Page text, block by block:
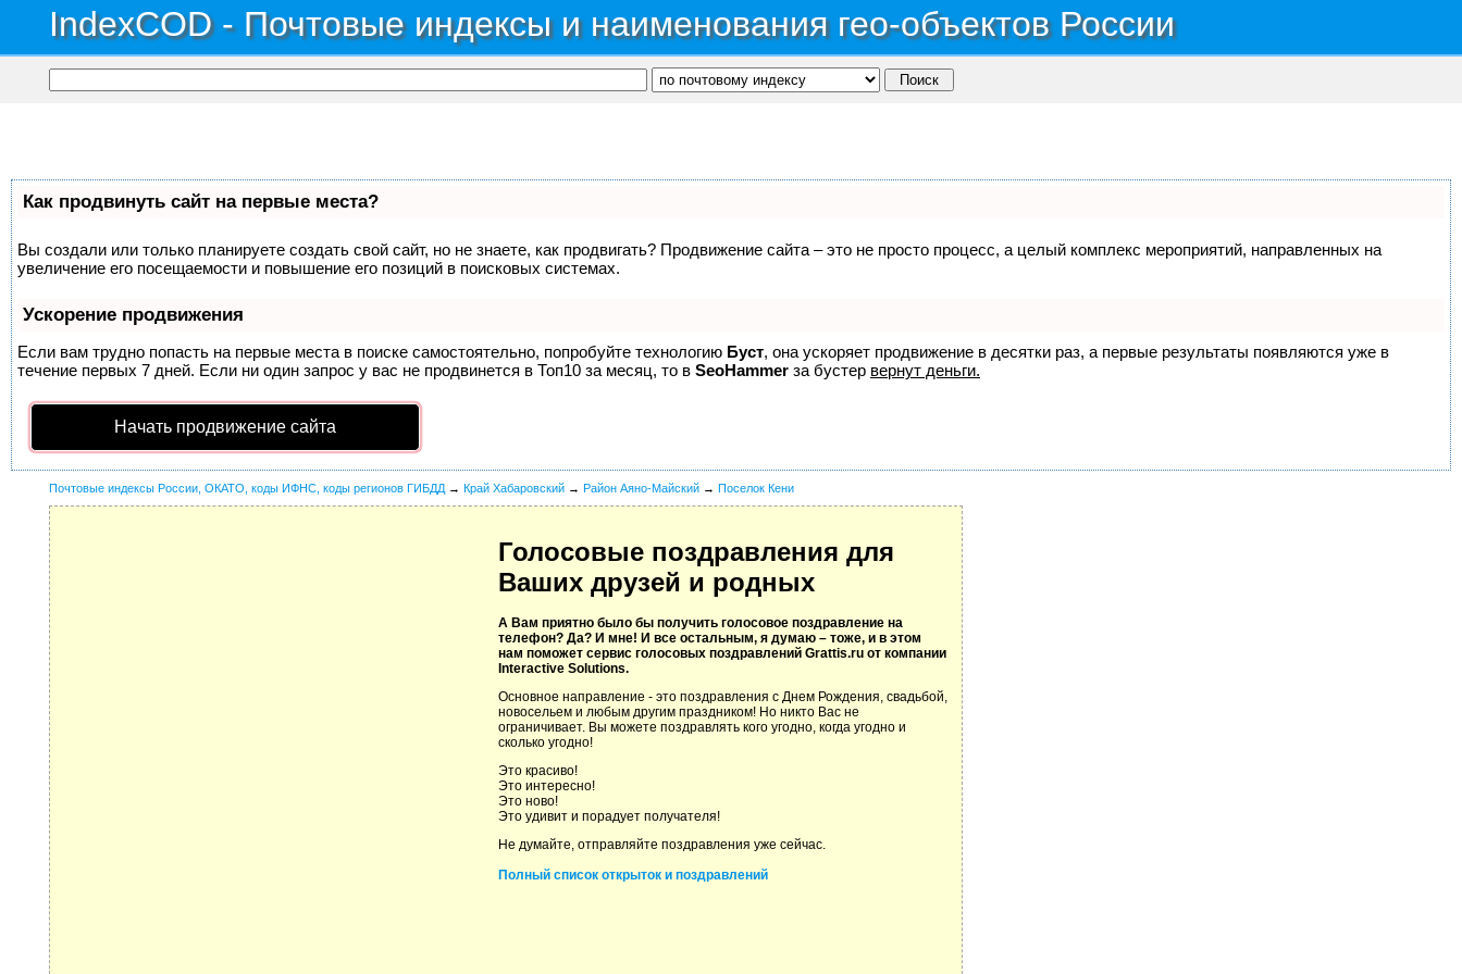
IndexCOD - Почтовые индексы и наименования гео-объектов России
Как продвинуть сайт на первые места?
Вы создали или только планируете создать свой сайт, но не знаете, как продвигать? Продвижение сайта – это не просто процесс, а целый комплекс мероприятий, направленных на
увеличение его посещаемости и повышение его позиций в поисковых системах.
Ускорение продвижения
Если вам трудно попасть на первые места в поиске самостоятельно, попробуйте технологию Буст, она ускоряет продвижение в десятки раз, а первые результаты появляются уже в
течение первых 7 дней. Если ни один запрос у вас не продвинется в Топ10 за месяц, то в SeoHammer за бустер вернут деньги.
Начать продвижение сайта
Почтовые индексы России, ОКАТО, коды ИФНС, коды регионов ГИБДД → Край Хабаровский → Район Аяно-Майский → Поселок Кени
Голосовые поздравления для
Ваших друзей и родных
А Вам приятно было бы получить голосовое поздравление на
телефон? Да? И мне! И все остальным, я думаю – тоже, и в этом
нам поможет сервис голосовых поздравлений Grattis.ru от компании
Interactive Solutions.
Основное направление - это поздравления с Днем Рождения, свадьбой,
новосельем и любым другим праздником! Но никто Вас не
ограничивает. Вы можете поздравлять кого угодно, когда угодно и
сколько угодно!
Это красиво!
Это интересно!
Это ново!
Это удивит и порадует получателя!
Не думайте, отправляйте поздравления уже сейчас.
Полный список открыток и поздравлений